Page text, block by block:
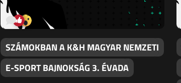
SZÁMOKBAN A K&H MAGYAR NEMZETI
E-SPORT BAJNOKSÁG 3. ÉVADA